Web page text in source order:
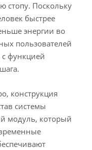
стопу. Поскольку
быстрее
энергии во
пользователей
функцией
конструкция
системы
модуль, который